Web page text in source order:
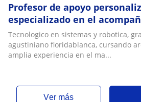
Profesor de apoyo
especializado en el
y la notable mejoria en
edades
Tecnologico en sistemas y robotica,
agustiniano floridablanca, cursando
amplia experiencia en el ma...
ver más